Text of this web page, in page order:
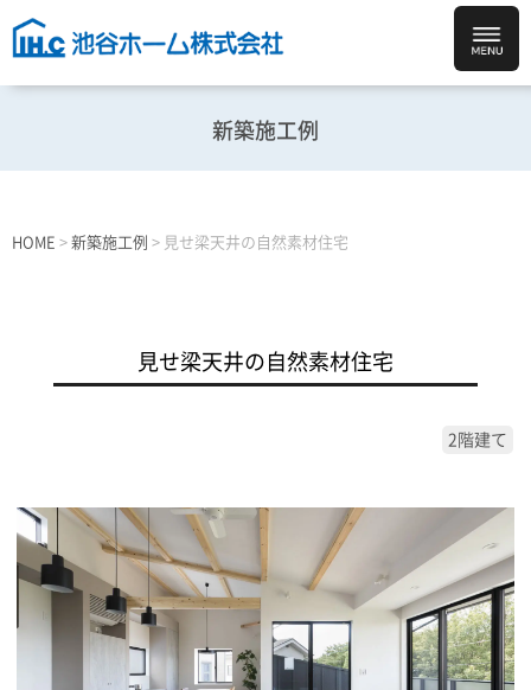
新築施工例
HOME > 新築施工例 > 見せ梁天井の自然素材住宅
見せ梁天井の自然素材住宅
2階建て